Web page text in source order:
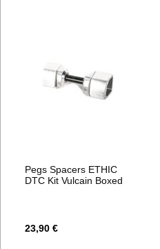
Pegs Spacers ETHIC
DTC Kit Vulcain Boxed
23,90 €